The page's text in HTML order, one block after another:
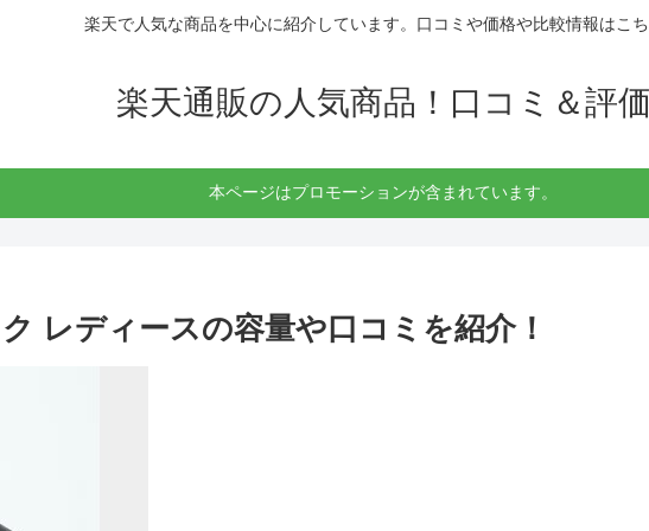
楽天で人気な商品を中心に紹介しています。口コミや価格や比較情報はこ
楽天通販の人気商品！口コミ＆評
本ページはプロモーションが含まれています。
レディースの容量や口コミを紹介！